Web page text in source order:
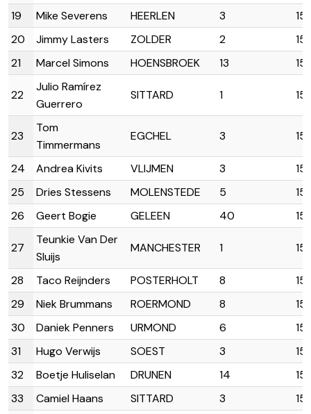
19 Mike Severens HEERLEN 3
20
Jimmy Lasters ZOLDER 2
21
Marcel Simons HOENSBROEK 13
22
Julio Ramírez
Guerrero
SITTARD 1
23
Tom
Timmermans
EGCHEL 3
24 Andrea Kivits VLIJMEN 3
25
Dries Stessens MOLENSTEDE 5
26
Geert Bogie GELEEN 40
27
Teunkie Van Der
Sluijs
MANCHESTER 1
28 Taco Reijnders POSTERHOLT 8
29
Niek Brummans ROERMOND 8
30
Daniek Penners URMOND 6
31
Hugo Verwijs SOEST 3
32
Boetje Huliselan DRUNEN 14
33
Camiel Haans SITTARD 3